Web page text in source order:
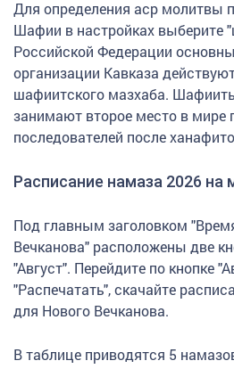
Для определения аср молитвы
Шафии в настройках выберите
Российской Федерации
организации Кавказа
шафиитского мазхаба.
занимают второе место в мире
последователей после
Расписание намаза 2026 на
Под главным заголовком
Вечканова" расположены две
"Август". Перейдите по кнопке
"Распечатать", скачайте
для Нового Вечканова.
В таблице приводятся 5